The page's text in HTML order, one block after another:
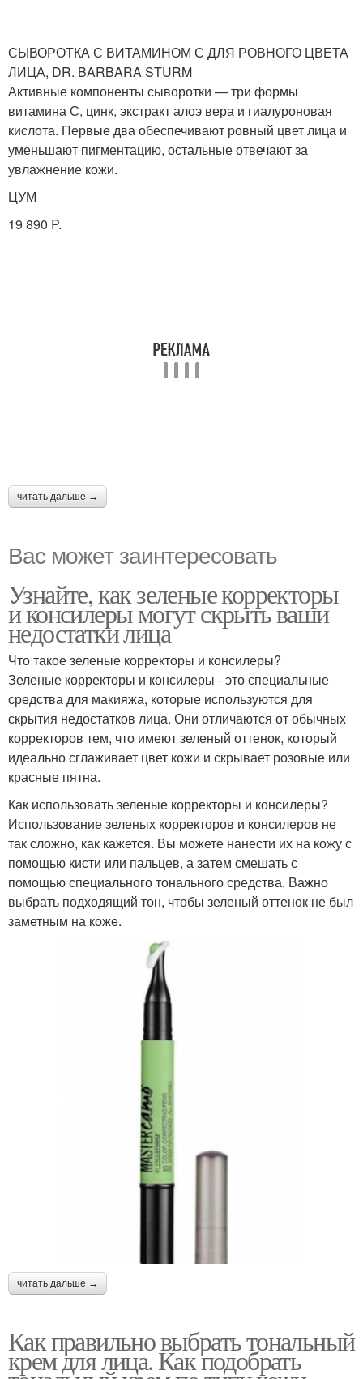
СЫВОРОТКА С ВИТАМИНОМ С ДЛЯ РОВНОГО ЦВЕТА
ЛИЦА, DR. BARBARA STURM
Активные компоненты сыворотки — три формы
витамина С, цинк, экстракт алоэ вера и гиалуроновая
кислота. Первые два обеспечивают ровный цвет лица и
уменьшают пигментацию, остальные отвечают за
увлажнение кожи.
ЦУМ
19 890 P.
читать дальше →
Вас может заинтересовать
Узнайте, как зеленые корректоры
и консилеры могут скрыть ваши
недостатки лица
Что такое зеленые корректоры и консилеры?
Зеленые корректоры и консилеры - это специальные
средства для макияжа, которые используются для
скрытия недостатков лица. Они отличаются от обычных
корректоров тем, что имеют зеленый оттенок, который
идеально сглаживает цвет кожи и скрывает розовые или
красные пятна.
Как использовать зеленые корректоры и консилеры?
Использование зеленых корректоров и консилеров не
так сложно, как кажется. Вы можете нанести их на кожу с
помощью кисти или пальцев, а затем смешать с
помощью специального тонального средства. Важно
выбрать подходящий тон, чтобы зеленый оттенок не был
заметным на коже.
читать дальше →
Как правильно выбрать тональный
крем для лица. Как подобрать